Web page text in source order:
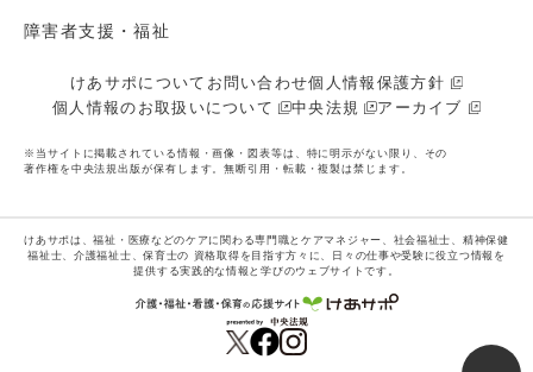
障害者支援・福祉
けあサポについて お問い合わせ個人情報保護方針
個人情報のお取扱いについて
中央法規 アーカイブ
※当サイトに掲載されている情報・画像・図表等は、特に明示がない限り、その
著作権を中央法規出版が保有します。無断引用・転載・複製は禁じます。
けあサポは、福祉・医療などのケアに関わる専門職とケアマネジャー、社会福祉士、精神保健
福祉士、介護福祉士、保育士の 資格取得を目指す方々に、日々の仕事や受験に役立つ情報を
提供する実践的な情報と学びのウェブサイトです。